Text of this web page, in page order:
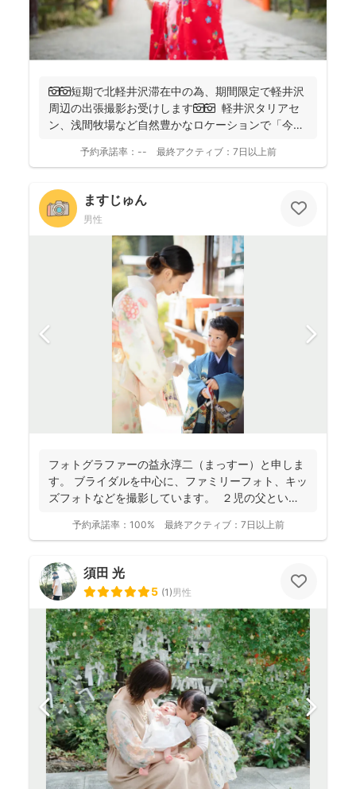
📷📷短期で北軽井沢滞在中の為、期間限定で軽井沢
周辺の出張撮影お受けします📷📷 軽井沢タリアセ
ン、浅間牧場など自然豊かなロケーションで「今」
予約承諾率： -- 最終アクティブ： 7日以上前
ますじゅん
男性
フォトグラファーの益永淳二（まっすー）と申しま
す。 ブライダルを中心に、ファミリーフォト、キッ
ズフォトなどを撮影しています。 ２児の父という
予約承諾率： 100% 最終アクティブ： 7日以上前
須田 光
5 (1)男性